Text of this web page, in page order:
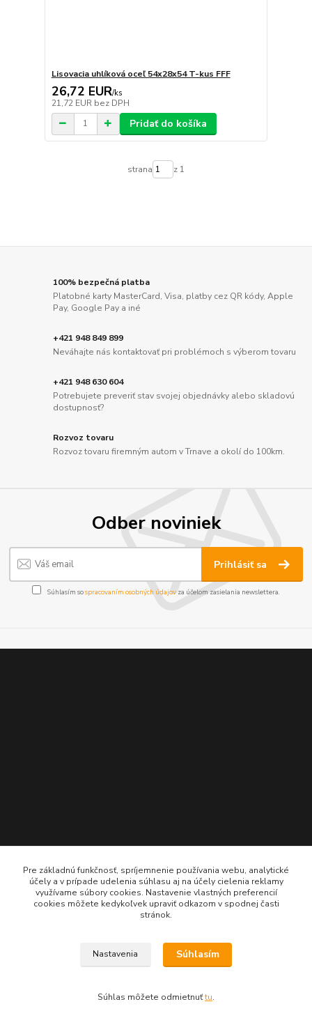
Lisovacia uhlíková oceľ 54x28x54 T-kus FFF
26,72 EUR/ks
21,72 EUR bez DPH
Pridať do košíka
strana z 1
100% bezpečná platba
Platobné karty MasterCard, Visa, platby cez QR kódy, Apple
Pay, Google Pay a iné
+421 948 849 899
Neváhajte nás kontaktovať pri problémoch s výberom tovaru
+421 948 630 604
Potrebujete preveriť stav svojej objednávky alebo skladovú
dostupnosť?
Rozvoz tovaru
Rozvoz tovaru firemným autom v Trnave a okolí do 100km.
Odber noviniek
Prihlásiť sa
Súhlasím sospracovaním osobných údajov za účelom zasielania newslettera.
Pre základnú funkčnosť, spríjemnenie používania webu, analytické
účely a v prípade udelenia súhlasu aj na účely cielenia reklamy
využívame súbory cookies. Nastavenie vlastných preferencií
cookies môžete kedykoľvek upraviť odkazom v spodnej časti
stránok.
Nastavenia Súhlasím
Súhlas môžete odmietnuťtu.